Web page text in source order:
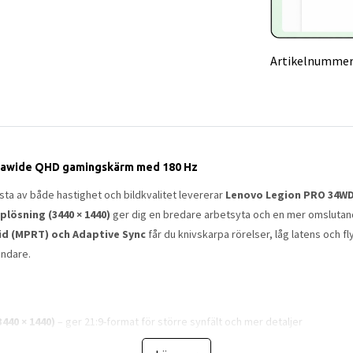
QHD gamingskärm med 180 Hz
av både hastighet och bildkvalitet levererar Lenovo Legion PRO
(3440 × 1440) ger dig en bredare arbetsyta och en mer
och Adaptive Sync får du knivskarpa rörelser, låg latens och
× 1440) – ger 21:9-format för större synfält och mer detaljer